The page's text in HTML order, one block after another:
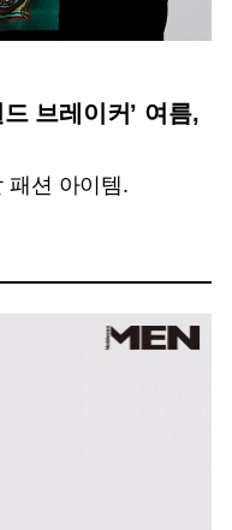
드 브레이커’ 여름,
패션 아이템.